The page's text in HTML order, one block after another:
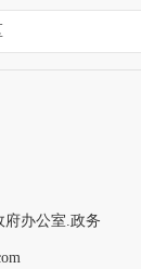
府办公室.政务